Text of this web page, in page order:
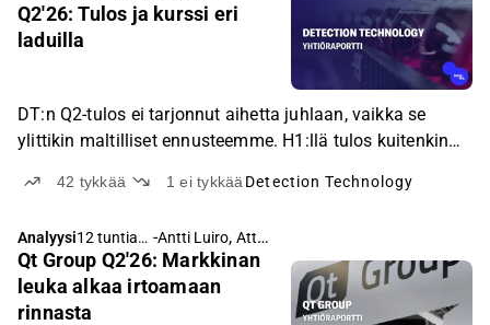
Q2'26: Tulos ja kurssi eri
laduilla
DT:n Q2-tulos ei tarjonnut aihetta juhlaan, vaikka se
ylittikin maltilliset ennusteemme. H1:llä tulos kuitenkin
päinvastainen.
42 tykkää 1ei tykkää Detection Technology
Analyysi12 tuntia
sitten
-Antti Luiro, Atte Riikola
Qt Group Q2'26: Markkinan
leuka alkaa irtoamaan
rinnasta